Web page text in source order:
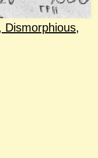
Dismorphious,